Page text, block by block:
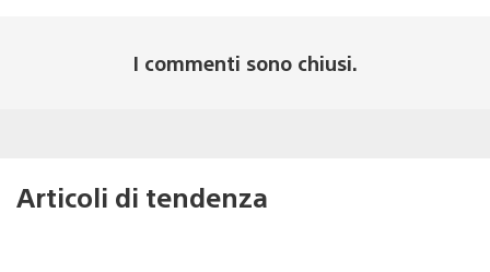
I commenti sono chiusi.
Articoli di tendenza